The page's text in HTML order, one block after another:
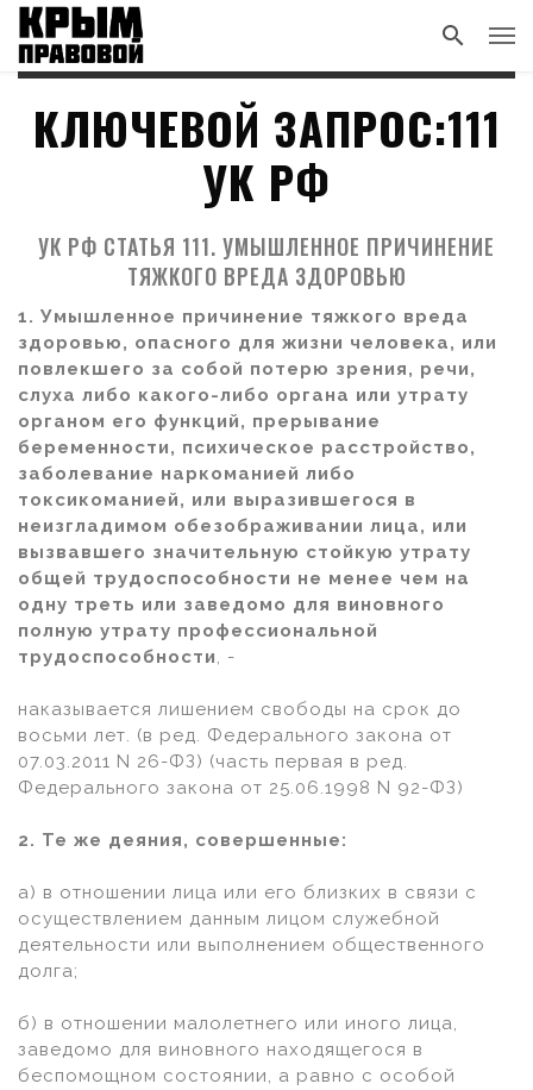
КЛЮЧЕВОЙ ЗАПРОС:111
УК РФ
УК РФ СТАТЬЯ 111. УМЫШЛЕННОЕ ПРИЧИНЕНИЕ
ТЯЖКОГО ВРЕДА ЗДОРОВЬЮ
1. Умышленное причинение тяжкого вреда
здоровью, опасного для жизни человека, или
повлекшего за собой потерю зрения, речи,
слуха либо какого-либо органа или утрату
органом его функций, прерывание
беременности, психическое расстройство,
заболевание наркоманией либо
токсикоманией, или выразившегося в
неизгладимом обезображивании лица, или
вызвавшего значительную стойкую утрату
общей трудоспособности не менее чем на
одну треть или заведомо для виновного
полную утрату профессиональной
трудоспособности, -
наказывается лишением свободы на срок до
восьми лет. (в ред. Федерального закона от
07.03.2011 N 26-ФЗ) (часть первая в ред.
Федерального закона от 25.06.1998 N 92-ФЗ)
2. Те же деяния, совершенные:
а) в отношении лица или его близких в связи с
осуществлением данным лицом служебной
деятельности или выполнением общественного
долга;
б) в отношении малолетнего или иного лица,
заведомо для виновного находящегося в
беспомощном состоянии, а равно с особой